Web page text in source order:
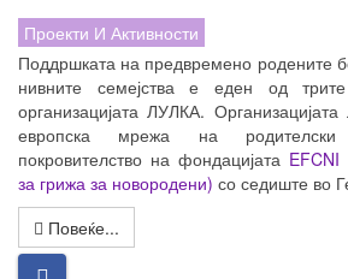
Проекти И Активности
Поддршката на предвремено родените
нивните семејства е еден од
организацијата ЛУЛКА.
европска мрежа на родителски
покровителство на фондацијата EFCNI
за грижа за новородени) со седиште во
Повеќе...